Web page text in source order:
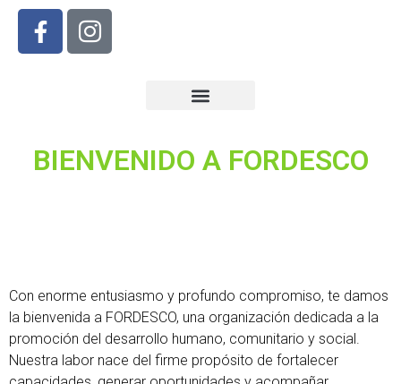
BIENVENIDO A FORDESCO
Con enorme entusiasmo y profundo compromiso, te damos
la bienvenida a FORDESCO, una organización dedicada a la
promoción del desarrollo humano, comunitario y social.
Nuestra labor nace del firme propósito de fortalecer